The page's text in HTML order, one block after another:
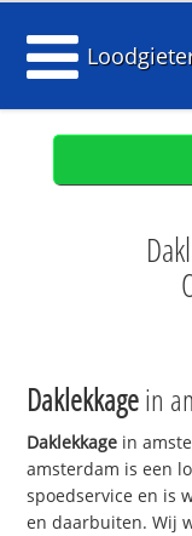
Daklekkagein
Daklekkage in
amsterdam is een
spoedservice en is
en daarbuiten. Wij